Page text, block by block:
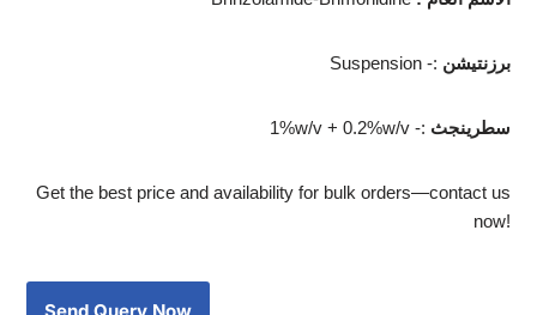
Suspension -: برزنتيشن
1%w/v + 0.2%w/v -: سطرينجث
Get the best price and availability for bulk orders—contact us
now!